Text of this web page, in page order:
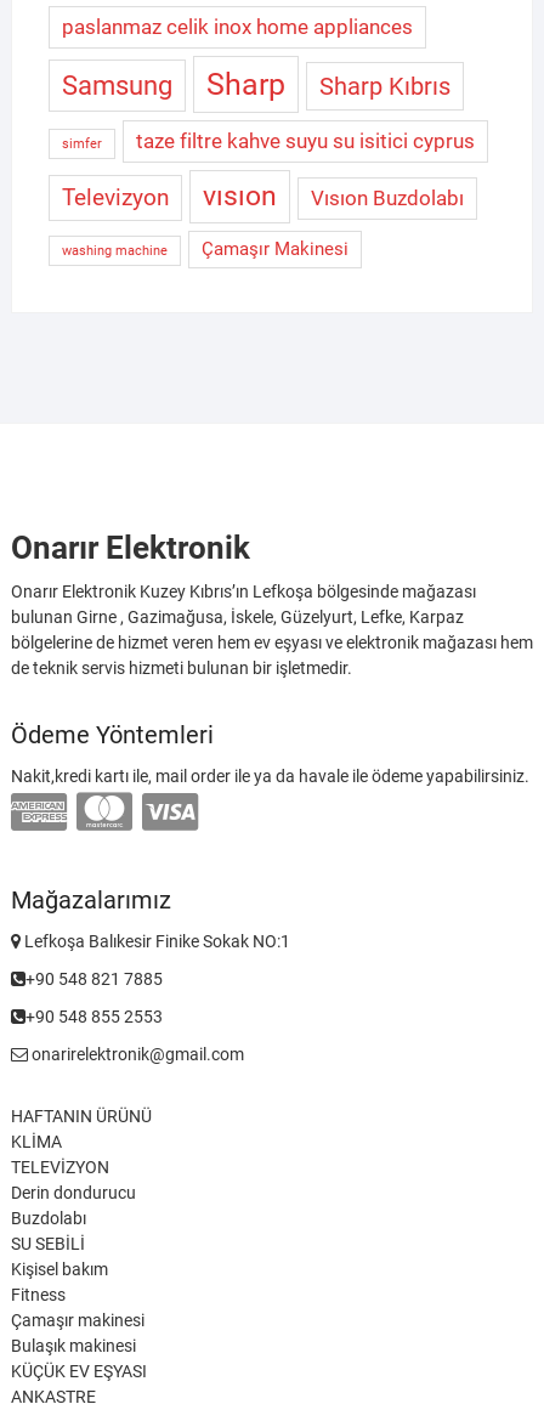
paslanmaz celik inox home appliances
Samsung Sharp Sharp Kıbrıs
simfer taze filtre kahve suyu su isitici cyprus
Televizyon vısıon Vısıon Buzdolabı
washing machine Çamaşır Makinesi
Onarır Elektronik
Onarır Elektronik Kuzey Kıbrıs’ın Lefkoşa bölgesinde mağazası
bulunan Girne , Gazimağusa, İskele, Güzelyurt, Lefke, Karpaz
bölgelerine de hizmet veren hem ev eşyası ve elektronik mağazası hem
de teknik servis hizmeti bulunan bir işletmedir.
Ödeme Yöntemleri
Nakit,kredi kartı ile, mail order ile ya da havale ile ödeme yapabilirsiniz.
Mağazalarımız
Lefkoşa Balıkesir Finike Sokak NO:1
+90 548 821 7885
+90 548 855 2553
onarirelektronik@gmail.com
HAFTANIN ÜRÜNÜ
KLİMA
TELEVİZYON
Derin dondurucu
Buzdolabı
SU SEBİLİ
Kişisel bakım
Fitness
Çamaşır makinesi
Bulaşık makinesi
KÜÇÜK EV EŞYASI
ANKASTRE